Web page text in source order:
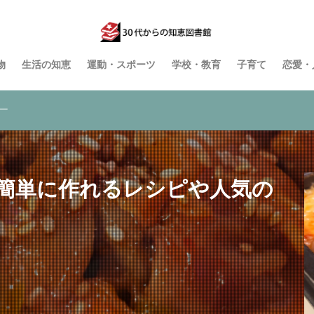
生活の知恵 運動・スポーツ 学校・教育 子育て 恋愛
単に作れるレシピや人気の